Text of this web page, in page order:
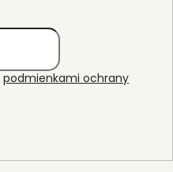
podmienkami ochrany